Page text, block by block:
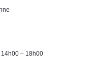
– 18h00